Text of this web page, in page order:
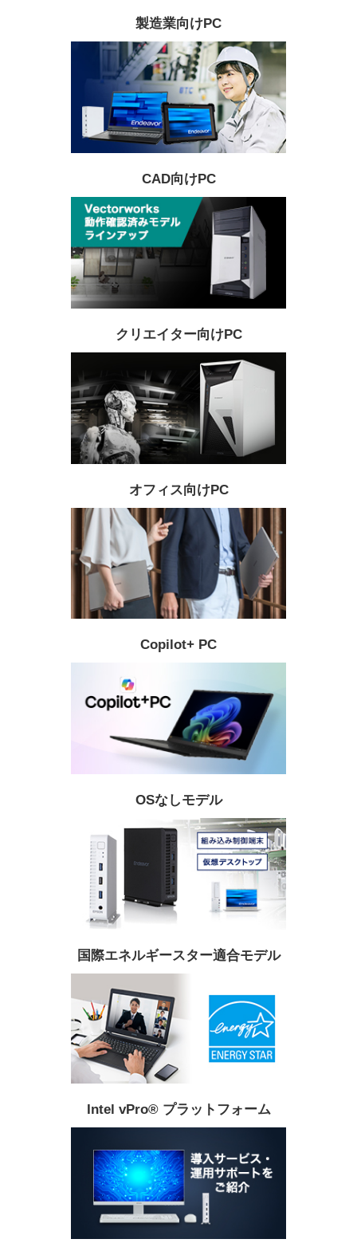
製造業向けPC
CAD向けPC
クリエイター向けPC
オフィス向けPC
Copilot+ PC
OSなしモデル
国際エネルギースター適合モデル
Intel vPro® プラットフォーム